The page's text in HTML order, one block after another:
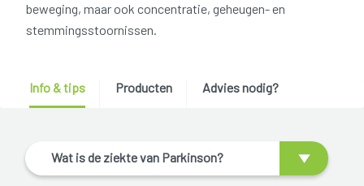
beweging, maar ook concentratie, geheugen- en
stemmingsstoornissen.
Info & tips Producten Advies nodig?
Wat is de ziekte van Parkinson?